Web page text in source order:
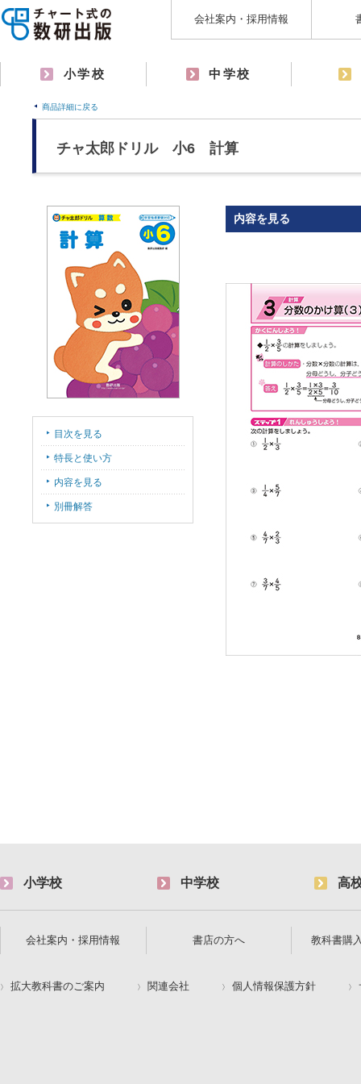
会社案内・採用情報
小学校 中学校
商品詳細に戻る
チャ太郎ドリル 小6 計算
内容を見る
目次を見る
特長と使い方
内容を見る
別冊解答
小学校 中学校 高
会社案内・採用情報 書店の方へ 教科書購
拡大教科書のご案内 関連会社 個人情報保護方針